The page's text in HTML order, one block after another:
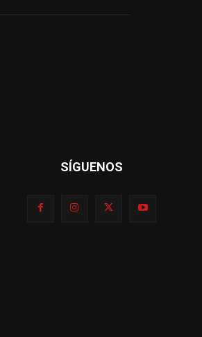
SÍGUENOS